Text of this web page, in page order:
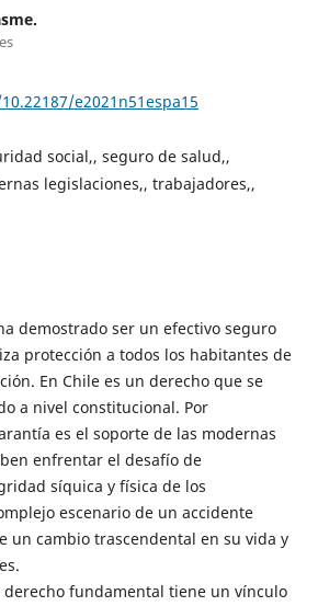
e2021n51espa15
social,, seguro de salud,,
legislaciones,, trabajadores,,
demostrado ser un efectivo seguro
protección a todos los habitantes de
En Chile es un derecho que se
a nivel constitucional. Por
es el soporte de las modernas
enfrentar el desafío de
síquica y física de los
escenario de un accidente
un cambio trascendental en su vida y
derecho fundamental tiene un vínculo